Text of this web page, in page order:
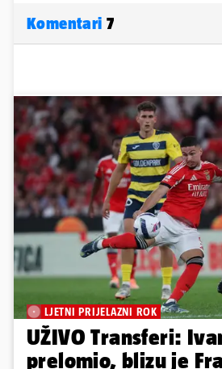
Komentari 7
LJETNI PRIJELAZNI ROK
UŽIVO Transferi:
prelomio, blizu je